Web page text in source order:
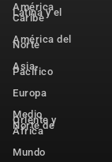
América
Latina y el
Caribe
América del
Norte
Asia-
Pacífico
Europa
Medio
Oriente y
Norte de
África
Mundo